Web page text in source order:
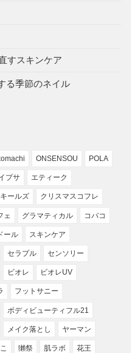
すスキンケア
る季節のネイル
ONSENSOU POLA
プサ エティーク
キールズ クリスマスコフレ
ェ グラマティカル コバコ
ール スキンケア
セラプル センソリー
ビオレ ビオレUV
フットサニー
ボディビューティフル21
メイク落とし ヤーマン
獺祭 肌ラボ 花王